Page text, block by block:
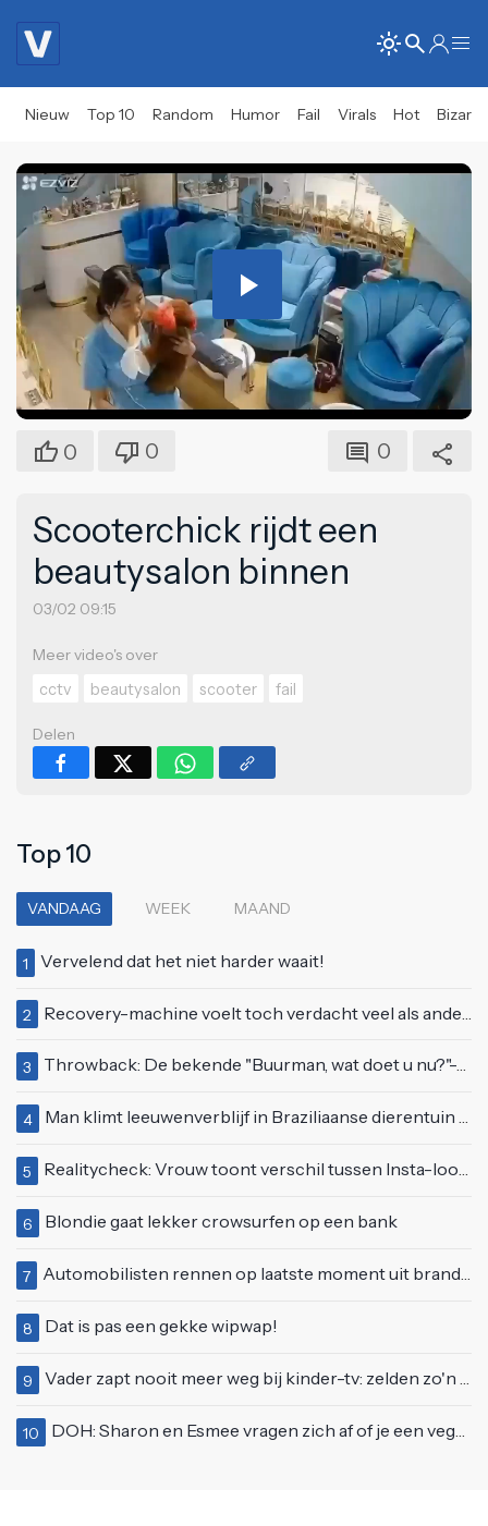
Nieuw Top 10 Random Humor Fail Virals Hot Bizar
Play
Video
0 0 0
Scooterchick rijdt een
beautysalon binnen
03/02 09:15
Meer video's over
cctv
beautysalon scooter fail
Delen
Top 10
VANDAAG WEEK MAAND
1 Vervelend dat het niet harder waait!
2 Recovery-machine voelt toch verdacht veel als ander soort work-out
3 Throwback: De bekende "Buurman, wat doet u nu?"-scène uit Flodder met Tatjana Šimić
4 Man klimt leeuwenverblijf in Braziliaanse dierentuin en overleeft het niet
5 Realitycheck: Vrouw toont verschil tussen Insta-look en realiteit
6 Blondie gaat lekker crowsurfen op een bank
7 Automobilisten rennen op laatste moment uit brandende auto op de A58
8 Dat is pas een gekke wipwap!
9 Vader zapt nooit meer weg bij kinder-tv: zelden zo'n 'beweeglijke' kikker gezien
10 DOH: Sharon en Esmee vragen zich af of je een vegetariër bent als je kip eet